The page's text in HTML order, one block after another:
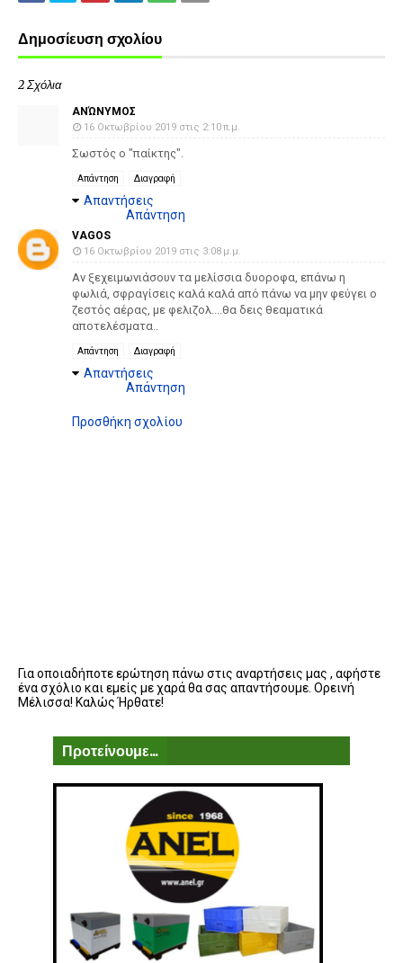
Δημοσίευση σχολίου
2 Σχόλια
ΑΝΏΝΥΜΟΣ
16 Οκτωβρίου 2019 στις 2:10 π.μ.
Σωστός ο "παίκτης".
Απάντηση Διαγραφή
Απαντήσεις
Απάντηση
VAGOS
16 Οκτωβρίου 2019 στις 3:08 μ.μ.
Αν ξεχειμωνιάσουν τα μελίσσια δυοροφα, επάνω η
φωλιά, σφραγίσεις καλά καλά από πάνω να μην φεύγει ο
ζεστός αέρας, με φελιζολ....θα δεις θεαματικά
αποτελέσματα..
Απάντηση Διαγραφή
Απαντήσεις
Απάντηση
Προσθήκη σχολίου
Για οποιαδήποτε ερώτηση πάνω στις αναρτήσεις μας , αφήστε
ένα σχόλιο και εμείς με χαρά θα σας απαντήσουμε. Ορεινή
Μέλισσα! Καλώς Ήρθατε!
Προτείνουμε...